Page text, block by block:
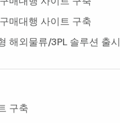
매대행사이트구축
해외물류/3PL솔루션출시
구축